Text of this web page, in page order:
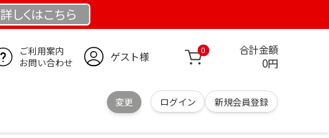
詳しくはこちら
ご利用案内
お問い合わせ
ゲスト様 0 合計金額
0円
変更 ログイン 新規会員登録